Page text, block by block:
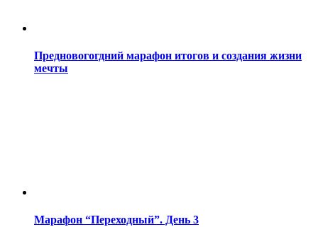
Предновогогдний марафон итогов и создания жизни
мечты
Марафон “Переходный”. День 3